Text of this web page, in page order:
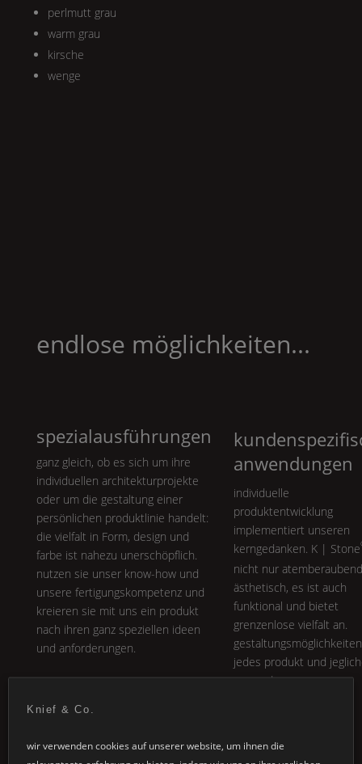
perlmutt grau
warm grau
kirsche
wenge
endlose möglichkeiten...
spezialausführungen
ganz gleich, ob es sich um ihre
individuellen architekturprojekte
oder um die gestaltung einer
persönlichen produktlinie handelt:
die vielfalt in Form, design und
farbe ist nahezu unerschöpflich.
nutzen sie unser know-how und
unsere fertigungskompetenz und
kreieren sie mit uns ein produkt
nach ihren ganz speziellen ideen
und anforderungen.
anwendungen
individuelle
produktentwicklung
implementiert unseren
kerngedanken. K | Stone
nicht nur atemberaubend
ästhetisch, es ist auch
funktional und bietet
grenzenlose vielfalt an.
jedes produkt und
anwendung.
Knief & Co.
wir verwenden cookies auf unserer website, um ihnen die